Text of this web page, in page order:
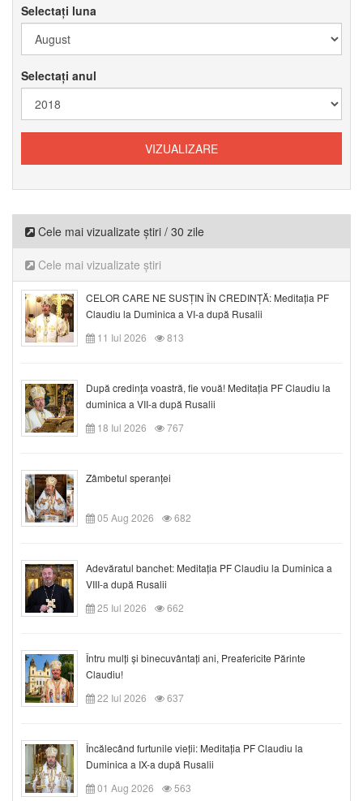
Selectați luna
Selectați anul
Cele mai vizualizate știri / 30 zile
Cele mai vizualizate știri
CELOR CARE NE SUSȚIN ÎN CREDINȚĂ: Meditația PF
Claudiu la Duminica a VI-a după Rusalii
11 Iul 2026
813
După credinţa voastră, fie vouă! Meditația PF Claudiu la
duminica a VII-a după Rusalii
18 Iul 2026
767
Zâmbetul speranței
05 Aug 2026 682
Adevăratul banchet: Meditația PF Claudiu la Duminica a
VIII-a după Rusalii
25 Iul 2026
662
Întru mulți și binecuvântați ani, Preafericite Părinte
Claudiu!
22 Iul 2026
637
Încălecând furtunile vieții: Meditația PF Claudiu la
Duminica a IX-a după Rusalii
01 Aug 2026
563